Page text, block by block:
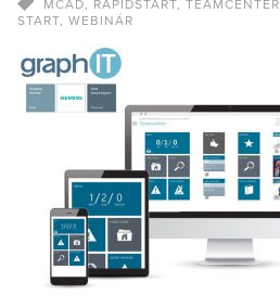
MCAD, RAPIDSTART, TEAMCENTER
START, WEBINÁR